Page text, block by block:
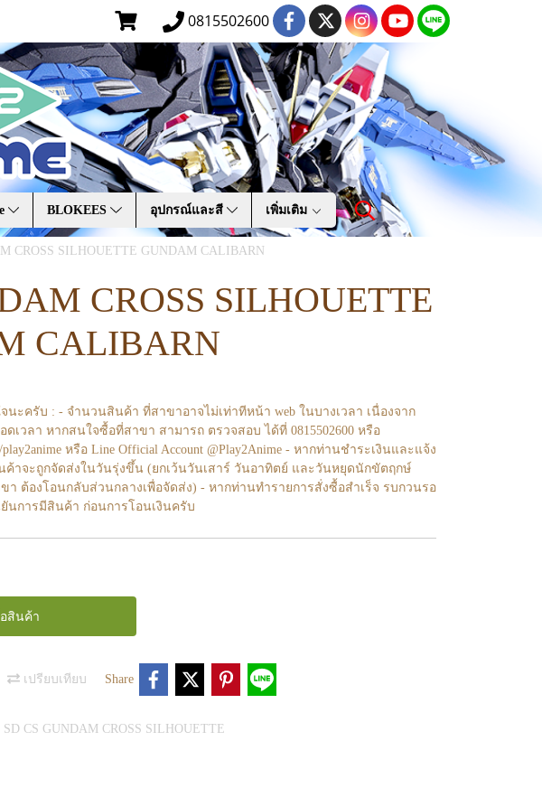
0815502600
BLOKEES อุปกรณ์และสี เพิ่มเติม
CROSS SILHOUETTE GUNDAM CALIBARN
CROSS SILHOUETTE
CALIBARN
นะครับ : - จำนวนสินค้า ที่สาขาอาจไม่เท่าทีหน้า web ในบางเวลา เนื่องจาก
เวลา หากสนใจซื้อที่สาขา สามารถ ตรวจสอบ ได้ที่ 0815502600 หรือ
play2anime หรือ Line Official Account @Play2Anime - หากท่านชำระเงินและแจ้ง
ค้าจะถูกจัดส่งในวันรุ่งขึ้น (ยกเว้นวันเสาร์ วันอาทิตย์ และวันหยุดนักขัตฤกษ์
ต้องโอนกลับส่วนกลางเพื่อจัดส่ง) - หากท่านทำรายการสั่งซื้อสำเร็จ รบกวนรอ
ยันการมีสินค้า ก่อนการโอนเงินครับ
สินค้า
เปรียบเทียบ Share
SD CS GUNDAM CROSS SILHOUETTE